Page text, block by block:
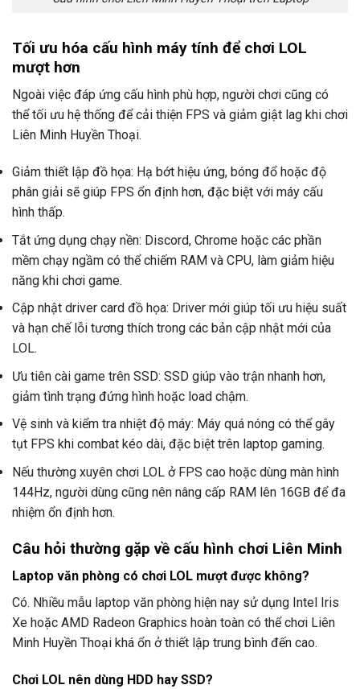
Tối ưu hóa cấu hình máy tính để chơi LOL
mượt hơn
Ngoài việc đáp ứng cấu hình phù hợp, người chơi cũng có
thể tối ưu hệ thống để cải thiện FPS và giảm giật lag khi chơi
Liên Minh Huyền Thoại.
Giảm thiết lập đồ họa: Hạ bớt hiệu ứng, bóng đổ hoặc độ
phân giải sẽ giúp FPS ổn định hơn, đặc biệt với máy cấu
hình thấp.
Tắt ứng dụng chạy nền: Discord, Chrome hoặc các phần
mềm chạy ngầm có thể chiếm RAM và CPU, làm giảm hiệu
năng khi chơi game.
Cập nhật driver card đồ họa: Driver mới giúp tối ưu hiệu suất
và hạn chế lỗi tương thích trong các bản cập nhật mới của
LOL.
Ưu tiên cài game trên SSD: SSD giúp vào trận nhanh hơn,
giảm tình trạng đứng hình hoặc load chậm.
Vệ sinh và kiểm tra nhiệt độ máy: Máy quá nóng có thể gây
tụt FPS khi combat kéo dài, đặc biệt trên laptop gaming.
Nếu thường xuyên chơi LOL ở FPS cao hoặc dùng màn hình
144Hz, người dùng cũng nên nâng cấp RAM lên 16GB để đa
nhiệm ổn định hơn.
Câu hỏi thường gặp về cấu hình chơi Liên Minh
Laptop văn phòng có chơi LOL mượt được không?
Có. Nhiều mẫu laptop văn phòng hiện nay sử dụng Intel Iris
Xe hoặc AMD Radeon Graphics hoàn toàn có thể chơi Liên
Minh Huyền Thoại khá ổn ở thiết lập trung bình đến cao.
Chơi LOL nên dùng HDD hay SSD?